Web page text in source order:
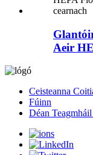
Aeir
Ceisteanna
Fúinn
Déan